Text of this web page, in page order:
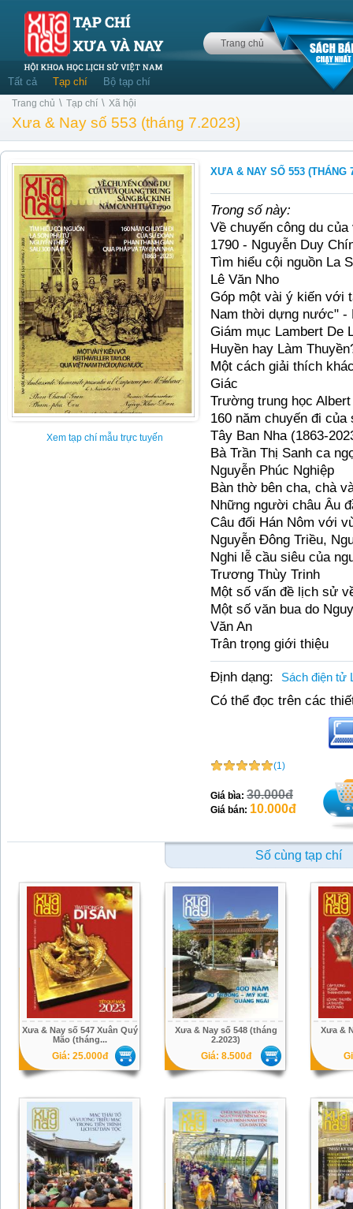
Trang chủ
Tất cả Tạp chí Bộ tạp chí
Trang chủ \ Tạp chí \ Xã hội
Xưa & Nay số 553 (tháng 7.2023)
Xem tạp chí mẫu trực tuyến
XƯA & NAY SỐ 553 (THÁNG
Trong số này:
Về chuyến công du
1790 - Nguyễn Duy
Tìm hiểu cội nguồn La
Lê Văn Nho
Góp một vài ý kiến với
Nam thời dựng nước" -
Giám mục Lambert De
Huyền hay Làm
Một cách giải thích
Giác
Trường trung học
160 năm chuyến đi của
Tây Ban Nha (1863-
Bà Trần Thị Sanh ca
Nguyễn Phúc Nghiệp
Bàn thờ bên cha, chà
Những người châu Âu
Câu đối Hán Nôm với
Nguyễn Đông Triều,
Nghi lễ cầu siêu của
Trương Thùy Trinh
Một số vấn đề lịch sử
Một số văn bua do
Văn An
Trân trọng giới thiệu
Định dạng: Sách điện tử
Có thể đọc trên các
(1)
Giá bìa: 30.000đ
Giá bán: 10.000đ
Số cùng tạp chí
Xưa & Nay số 547 Xuân Quý
Mão (tháng...
Giá: 25.000đ
Xưa & Nay số 548 (tháng
2.2023)
Giá: 8.500đ
Xưa &